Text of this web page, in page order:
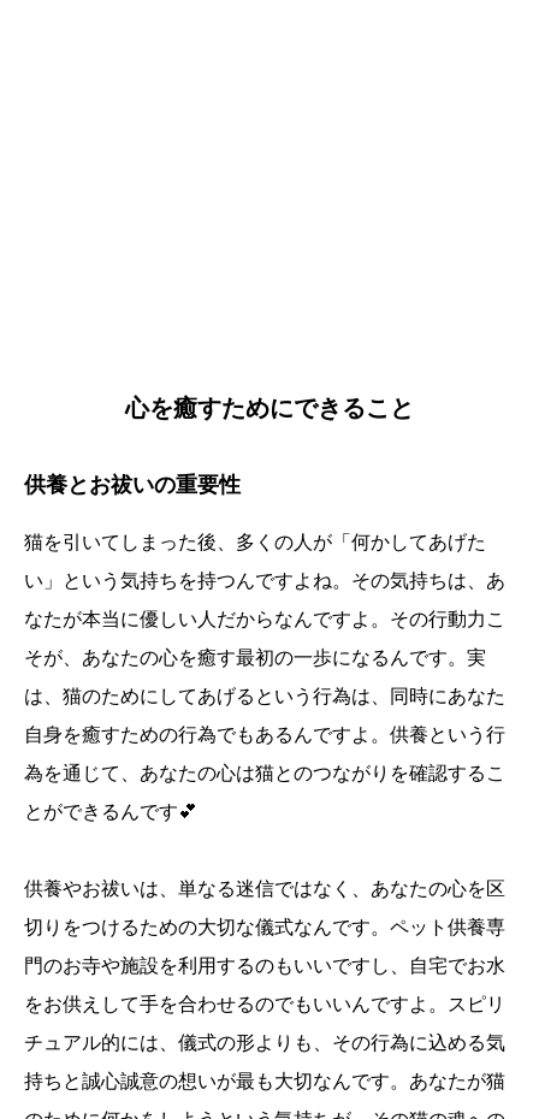
心を癒すためにできること
供養とお祓いの重要性
猫を引いてしまった後、多くの人が「何かしてあげた
い」という気持ちを持つんですよね。その気持ちは、あ
なたが本当に優しい人だからなんですよ。その行動力こ
そが、あなたの心を癒す最初の一歩になるんです。実
は、猫のためにしてあげるという行為は、同時にあなた
自身を癒すための行為でもあるんですよ。供養という行
為を通じて、あなたの心は猫とのつながりを確認するこ
とができるんです💕
供養やお祓いは、単なる迷信ではなく、あなたの心を区
切りをつけるための大切な儀式なんです。ペット供養専
門のお寺や施設を利用するのもいいですし、自宅でお水
をお供えして手を合わせるのでもいいんですよ。スピリ
チュアル的には、儀式の形よりも、その行為に込める気
持ちと誠心誠意の想いが最も大切なんです。あなたが猫